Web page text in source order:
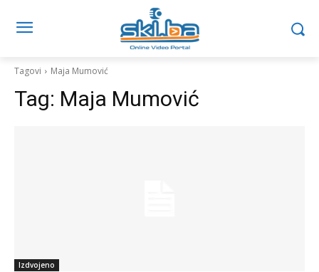
Tagovi Maja Mumović
Tag: Maja Mumović
Izdvojeno